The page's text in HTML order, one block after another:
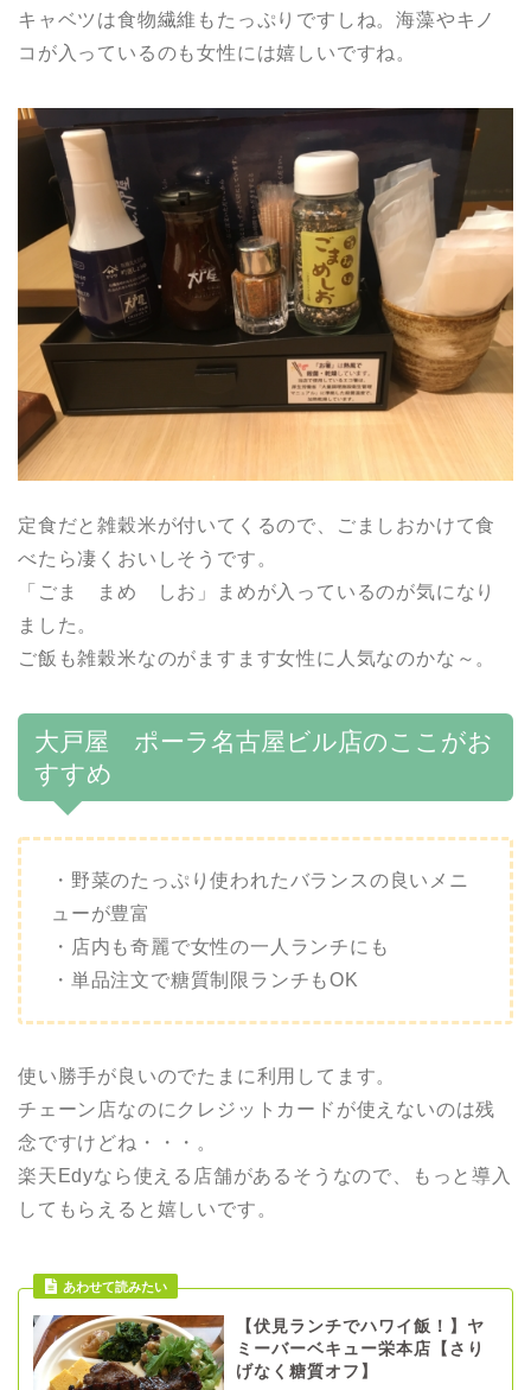
キャベツは食物繊維もたっぷりですしね。海藻やキノ
コが入っているのも女性には嬉しいですね。
定食だと雑穀米が付いてくるので、ごましおかけて食
べたら凄くおいしそうです。
「ごま まめ しお」まめが入っているのが気になり
ました。
ご飯も雑穀米なのがますます女性に人気なのかな～。
大戸屋 ポーラ名古屋ビル店のここがお
すすめ
・野菜のたっぷり使われたバランスの良いメニ
ューが豊富
・店内も奇麗で女性の一人ランチにも
・単品注文で糖質制限ランチもOK
使い勝手が良いのでたまに利用してます。
チェーン店なのにクレジットカードが使えないのは残
念ですけどね・・・。
楽天Edyなら使える店舗があるそうなので、もっと導入
してもらえると嬉しいです。
【伏見ランチでハワイ飯！】ヤ
ミーバーベキュー栄本店【さり
げなく糖質オフ】